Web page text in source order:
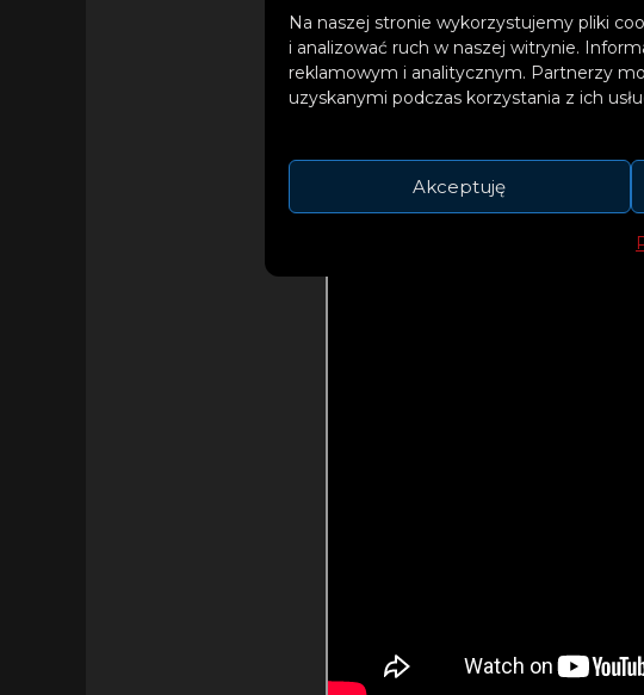
Na naszej stronie wykorzystujemy pliki
i analizować ruch w naszej witrynie.
reklamowym i analitycznym. Partnerzy
uzyskanymi podczas korzystania z ich
Akceptuję